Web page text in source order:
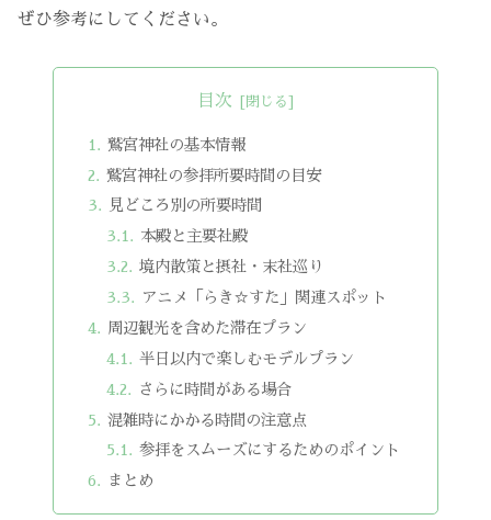
ぜひ参考にしてください。
目次
鷲宮神社の基本情報
鷲宮神社の参拝所要時間の目安
見どころ別の所要時間
本殿と主要社殿
境内散策と摂社・末社巡り
アニメ「らき☆すた」関連スポット
周辺観光を含めた滞在プラン
半日以内で楽しむモデルプラン
さらに時間がある場合
混雑時にかかる時間の注意点
参拝をスムーズにするためのポイント
まとめ